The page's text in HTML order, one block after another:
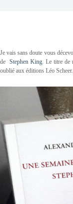
Je vais sans doute vous
deStephen King. Le titre de
oublié aux éditions Léo Scheer.